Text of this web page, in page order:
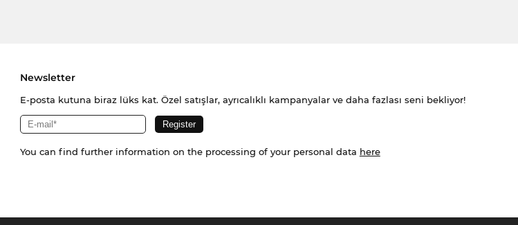
Newsletter
E-posta kutuna biraz lüks kat. Özel satışlar, ayrıcalıklı kampanyalar ve daha fazlası seni bekliyor!
You can find further information on the processing of your personal data here